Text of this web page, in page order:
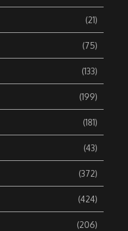
(21)
(75)
(133)
(199)
(181)
(43)
(372)
(424)
(206)